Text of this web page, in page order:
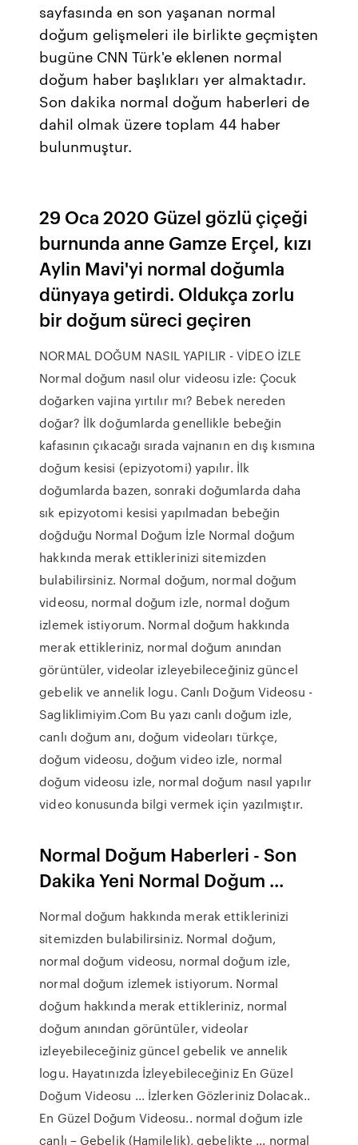
sayfasında en son yaşanan normal
doğum gelişmeleri ile birlikte geçmişten
bugüne CNN Türk'e eklenen normal
doğum haber başlıkları yer almaktadır.
Son dakika normal doğum haberleri de
dahil olmak üzere toplam 44 haber
bulunmuştur.
29 Oca 2020 Güzel gözlü çiçeği
burnunda anne Gamze Erçel, kızı
Aylin Mavi'yi normal doğumla
dünyaya getirdi. Oldukça zorlu
bir doğum süreci geçiren
NORMAL DOĞUM NASIL YAPILIR - VİDEO İZLE
Normal doğum nasıl olur videosu izle: Çocuk
doğarken vajina yırtılır mı? Bebek nereden
doğar? İlk doğumlarda genellikle bebeğin
kafasının çıkacağı sırada vajnanın en dış kısmına
doğum kesisi (epizyotomi) yapılır. İlk
doğumlarda bazen, sonraki doğumlarda daha
sık epizyotomi kesisi yapılmadan bebeğin
doğduğu Normal Doğum İzle Normal doğum
hakkında merak ettiklerinizi sitemizden
bulabilirsiniz. Normal doğum, normal doğum
videosu, normal doğum izle, normal doğum
izlemek istiyorum. Normal doğum hakkında
merak ettikleriniz, normal doğum anından
görüntüler, videolar izleyebileceğiniz güncel
gebelik ve annelik logu. Canlı Doğum Videosu -
Sagliklimiyim.Com Bu yazı canlı doğum izle,
canlı doğum anı, doğum videoları türkçe,
doğum videosu, doğum video izle, normal
doğum videosu izle, normal doğum nasıl yapılır
video konusunda bilgi vermek için yazılmıştır.
Normal Doğum Haberleri - Son
Dakika Yeni Normal Doğum ...
Normal doğum hakkında merak ettiklerinizi
sitemizden bulabilirsiniz. Normal doğum,
normal doğum videosu, normal doğum izle,
normal doğum izlemek istiyorum. Normal
doğum hakkında merak ettikleriniz, normal
doğum anından görüntüler, videolar
izleyebileceğiniz güncel gebelik ve annelik
logu. Hayatınızda İzleyebileceğiniz En Güzel
Doğum Videosu ... İzlerken Gözleriniz Dolacak..
En Güzel Doğum Videosu.. normal doğum izle
canlı – Gebelik (Hamilelik), gebelikte ... normal